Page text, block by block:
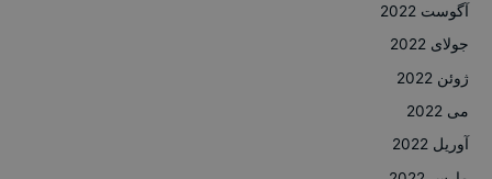
آگوست 2022
جولای 2022
ژوئن 2022
می 2022
آوریل 2022